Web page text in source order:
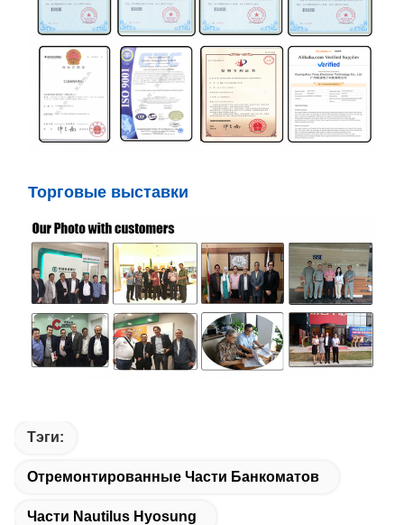
Торговые выставки
Тэги:
Отремонтированные Части Банкоматов
Части Nautilus Hyosung